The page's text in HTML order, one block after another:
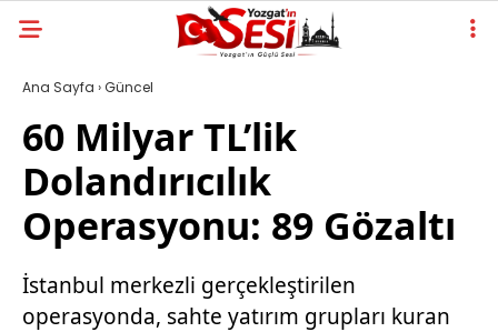
Ana Sayfa ›Güncel
60 Milyar TL’lik
Dolandırıcılık
Operasyonu: 89 Gözaltı
İstanbul merkezli gerçekleştirilen
operasyonda, sahte yatırım grupları kuran